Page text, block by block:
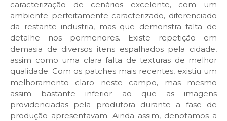
caracterização de cenários excelente, com um
ambiente perfeitamente caracterizado, diferenciado
da restante industria, mas que demonstra falta de
detalhe nos pormenores. Existe repetição em
demasia de diversos itens espalhados pela cidade,
assim como uma clara falta de texturas de melhor
qualidade. Com os patches mais recentes, existiu um
melhoramento claro neste campo, mas mesmo
assim bastante inferior ao que as imagens
providenciadas pela produtora durante a fase de
produção apresentavam. Ainda assim, denotamos a